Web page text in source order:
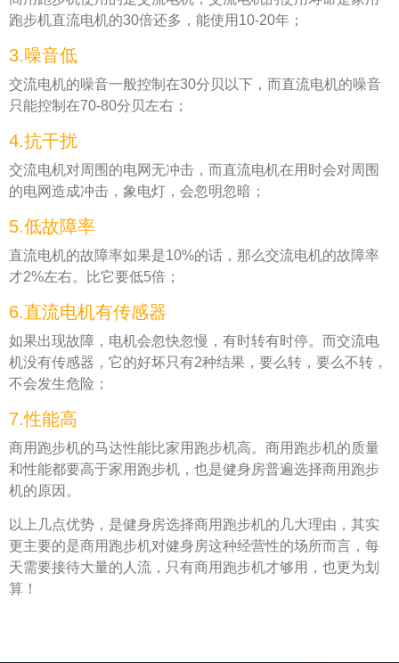
跑步机直流电机的30倍还多，能使用10-20年；
3.噪音低
交流电机的噪音一般控制在30分贝以下，而直流电机的噪音
只能控制在70-80分贝左右；
4.抗干扰
交流电机对周围的电网无冲击，而直流电机在用时会对周围
的电网造成冲击，象电灯，会忽明忽暗；
5.低故障率
直流电机的故障率如果是10%的话，那么交流电机的故障率
才2%左右。比它要低5倍；
6.直流电机有传感器
如果出现故障，电机会忽快忽慢，有时转有时停。而交流电
机没有传感器，它的好坏只有2种结果，要么转，要么不转，
不会发生危险；
7.性能高
商用跑步机的马达性能比家用跑步机高。商用跑步机的质量
和性能都要高于家用跑步机，也是健身房普遍选择商用跑步
机的原因。
以上几点优势，是健身房选择商用跑步机的几大理由，其实
更主要的是商用跑步机对健身房这种经营性的场所而言，每
天需要接待大量的人流，只有商用跑步机才够用，也更为划
算！